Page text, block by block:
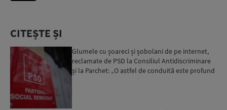
CITEȘTE ȘI
Glumele cu șoareci și șobolani de pe internet,
reclamate de PSD la Consiliul Antidiscriminare
și la Parchet: „O astfel de conduită este profund